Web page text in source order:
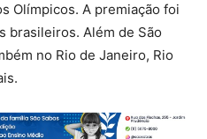
Olímpicos. A premiação foi
brasileiros. Além de São
no Rio de Janeiro, Rio